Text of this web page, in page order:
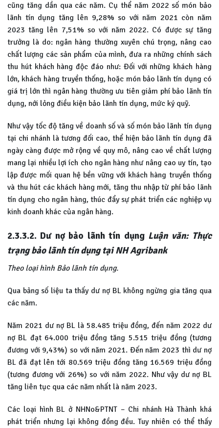
cũng tăng dần qua các năm. Cụ thể năm 2022 số món bảo
lãnh tín dụng tăng lên 9,28% so với năm 2021 còn năm
2023 tăng lên 7,51% so với năm 2022. Có được sự tăng
trưởng là do: ngân hàng thường xuyên chú trọng, nâng cao
chất lượng các sản phẩm của mình, đưa ra những chính sách
thu hút khách hàng độc đáo như: Đối với những khách hàng
lớn, khách hàng truyền thống, hoặc món bảo lãnh tín dụng có
giá trị lớn thì ngân hàng thường ưu tiên giảm phí bảo lãnh tín
dụng, nới lỏng điều kiện bảo lãnh tín dụng, mức ký quỹ.
Như vậy tốc độ tăng về doanh số và số món bảo lãnh tín dụng
tại chi nhánh là tương đối cao, thể hiện bảo lãnh tín dụng đã
ngày càng được mở rộng về quy mô, nâng cao về chất lượng
mang lại nhiều lợi ích cho ngân hàng như nâng cao uy tín, tạo
lập được mối quan hệ bền vững với khách hàng truyền thống
và thu hút các khách hàng mới, tăng thu nhập từ phí bảo lãnh
tín dụng cho ngân hàng, thúc đẩy sự phát triển các nghiệp vụ
kinh doanh khác của ngân hàng.
2.3.3.2. Dư nợ bảo lãnh tín dụng Luận văn: Thực
trạng bảo lãnh tín dụng tại NH Agribank
Theo loại hình Bảo lãnh tín dụng.
Qua bảng số liệu ta thấy dư nợ BL không ngừng gia tăng qua
các năm.
Năm 2021 dư nợ BL là 58.485 triệu đồng, đến năm 2022 dư
nợ BL đạt 64.000 triệu đồng tăng 5.515 triệu đồng (tương
đương với 9,43%) so với năm 2021. Đến năm 2023 thì dư nợ
BL đã đạt lên tới 80.569 triệu đồng tăng 16.569 triệu đồng
(tương đương với 26%) so với năm 2022. Như vậy dư nợ BL
tăng liên tục qua các năm nhất là năm 2023.
Các loại hình BL ở NHNo&PTNT – Chi nhánh Hà Thành khá
phát triển nhưng lại không đồng đều. Tuy nhiên có thể thấy